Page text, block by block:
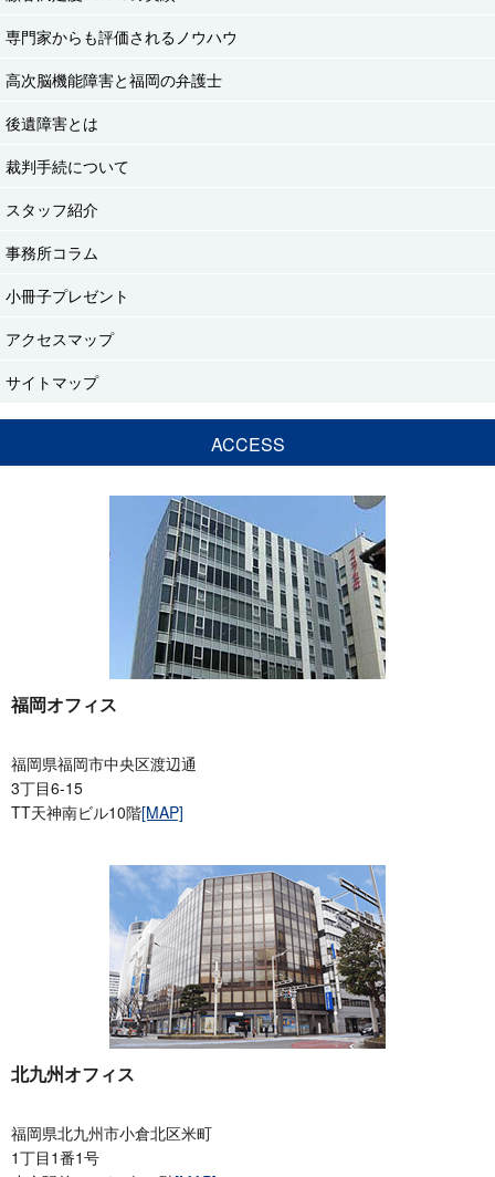
専門家からも評価されるノウハウ
高次脳機能障害と福岡の弁護士
後遺障害とは
裁判手続について
スタッフ紹介
事務所コラム
小冊子プレゼント
アクセスマップ
サイトマップ
ACCESS
福岡オフィス
福岡県福岡市中央区渡辺通
3丁目6-15
TT天神南ビル10階[MAP]
北九州オフィス
福岡県北九州市小倉北区米町
1丁目1番1号